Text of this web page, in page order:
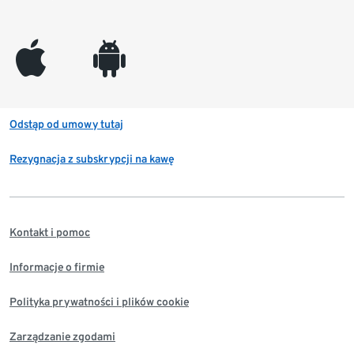
appleinc android
Odstąp od umowy tutaj
Rezygnacja z subskrypcji na kawę
Kontakt i pomoc
Informacje o firmie
Polityka prywatności i plików cookie
Zarządzanie zgodami